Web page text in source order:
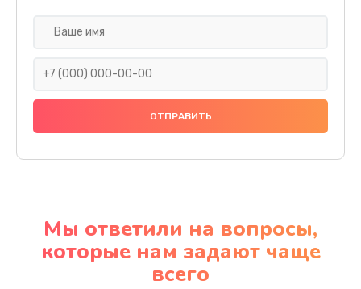
Замена праймера
1000 руб.
Заказать
Профилактическая чистка
Мы ответили на вопросы,
которые нам задают чаще
всего